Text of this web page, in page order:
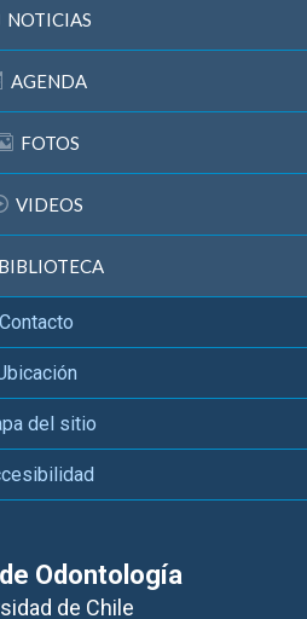
NOTICIAS
AGENDA
FOTOS
VIDEOS
BIBLIOTECA
Contacto
del sitio
Odontología
de Chile